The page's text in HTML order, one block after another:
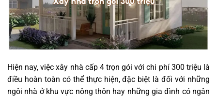
Hiện nay, việc xây nhà cấp 4 trọn gói với chi phí 300 triệu là
điều hoàn toàn có thể thực hiện, đặc biệt là đối với những
ngôi nhà ở khu vực nông thôn hay những gia đình có ngân